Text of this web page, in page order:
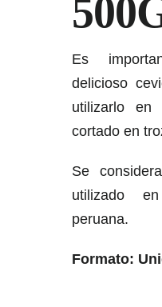
Es
delicioso
utilizarlo en
cortado en
Se
utilizado
peruana.
Formato: